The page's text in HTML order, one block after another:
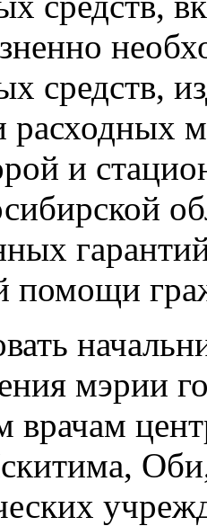
средств,
расходных
и
помощи
мэрии
врачам